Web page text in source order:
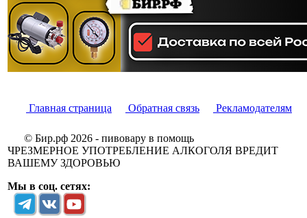
Главная страница Обратная связь Рекламодателям
© Бир.рф 2026 - пивовару в помощь
ЧРЕЗМЕРНОЕ УПОТРЕБЛЕНИЕ АЛКОГОЛЯ ВРЕДИТ
ВАШЕМУ ЗДОРОВЬЮ
Мы в соц. сетях: